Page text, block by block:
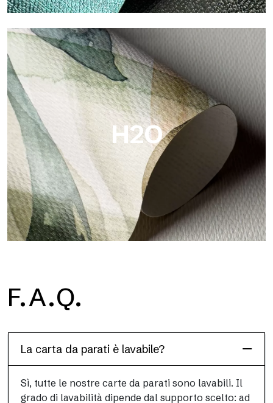
Metal
Metal è la carta da parati metallizzata di Tecnografica, con
riflessi metallici unici che valorizzano oro, argento, rame e
colori saturi.
H2O
H2O è la carta da parati per bagno in fibra di vetro
impermeabile, ideale per box doccia e ambienti umidi, con alta
F.A.Q.
La carta da parati è lavabile?
Sì, tutte le nostre carte da parati sono lavabili. Il
grado di lavabilità dipende dal supporto scelto: ad